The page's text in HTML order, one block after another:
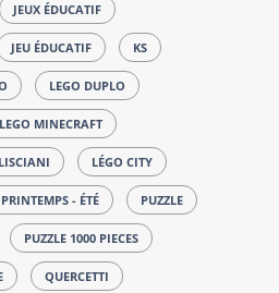
JEUX ÉDUCATIF
JEU ÉDUCATIF KS
LEGO DUPLO
LEGO MINECRAFT
LISCIANI LÉGO CITY
PRINTEMPS - ÉTÉ PUZZLE
PUZZLE 1000 PIECES
QUERCETTI